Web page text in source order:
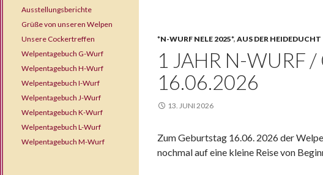
*N-WURF NELE 2025*, AUS DER HEIDEDUCHT
1 JAHR N-WURF /
16.06.2026
13. JUNI 2026
Zum Geburtstag 16.06. 2026 der
nochmal auf eine kleine Reise von
Ausstellungsberichte
Grüße von unseren Welpen
Unsere Cockertreffen
Welpentagebuch G-Wurf
Welpentagebuch H-Wurf
Welpentagebuch I-Wurf
Welpentagebuch J-Wurf
Welpentagebuch K-Wurf
Welpentagebuch L-Wurf
Welpentagebuch M-Wurf